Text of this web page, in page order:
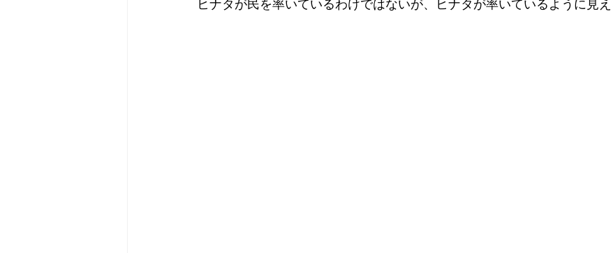
ヒナタが民を率いているわけではないが、ヒナタが率いているように見え